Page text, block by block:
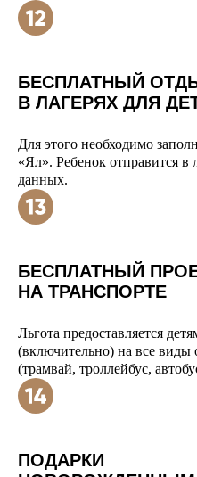
БЕСПЛАТНЫЙ
В ЛАГЕРЯХ ДЛЯ
Для этого необходимо
«Ял». Ребенок отправится в
данных.
БЕСПЛАТНЫЙ
НА ТРАНСПОРТЕ
Льгота предоставляется
(включительно) на все виды
(трамвай, троллейбус,
ПОДАРКИ